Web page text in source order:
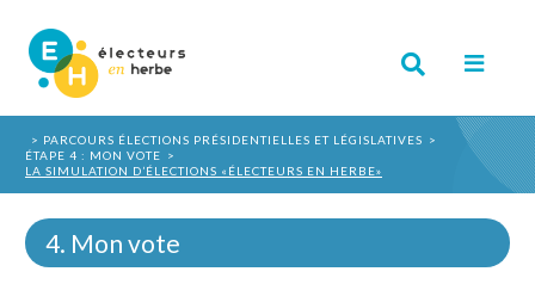
PARCOURS ÉLECTIONS PRÉSIDENTIELLES ET LÉGISLATIVES
ÉTAPE 4 : MON VOTE
LA SIMULATION D’ÉLECTIONS «ÉLECTEURS EN HERBE»
4. Mon vote